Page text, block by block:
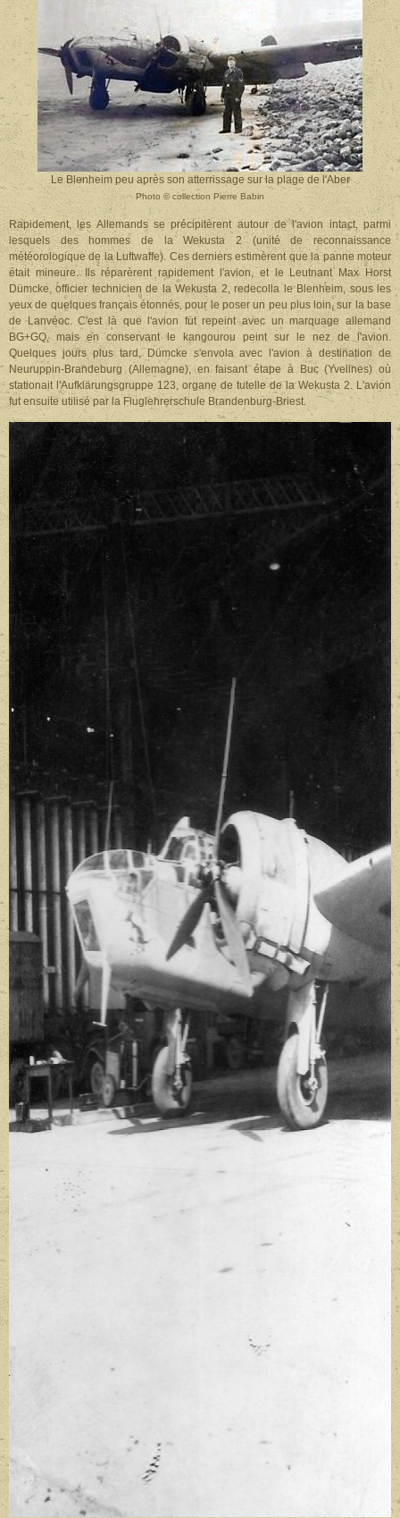
Le Blenheim peu après son atterrissage sur la plage de l'Aber
Photo ©collection Pierre Babin
Rapidement, les Allemands se précipitèrent autour de l'avion intact, parmi
lesquels des hommes de la Wekusta 2 (unité de reconnaissance
météorologique de la Luftwaffe). Ces derniers estimèrent que la panne moteur
était mineure. Ils réparèrent rapidement l'avion, et le Leutnant Max Horst
Dümcke, officier technicien de la Wekusta 2, redecolla le Blenheim, sous les
yeux de quelques français étonnés, pour le poser un peu plus loin, sur la base
de Lanvéoc. C'est là que l'avion fut repeint avec un marquage allemand
BG+GQ, mais en conservant le kangourou peint sur le nez de l'avion.
Quelques jours plus tard, Dümcke s'envola avec l'avion à destination de
Neuruppin-Brandeburg (Allemagne), en faisant étape à Buc (Yvelines) où
stationait l'Aufklärungsgruppe 123, organe de tutelle de la Wekusta 2. L'avion
fut ensuite utilisé par la Fluglehrerschule Brandenburg-Briest.